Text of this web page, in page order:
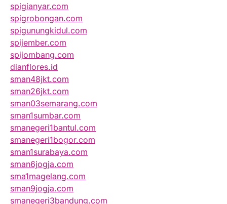
spigianyar.com
spigrobongan.com
spigunungkidul.com
spijember.com
spijombang.com
dianflores.id
sman48jkt.com
sman26jkt.com
sman03semarang.com
sman1sumbar.com
smanegeri1bantul.com
smanegeri1bogor.com
sman1surabaya.com
sman6jogja.com
sma1magelang.com
sman9jogja.com
smanegeri3bandung.com